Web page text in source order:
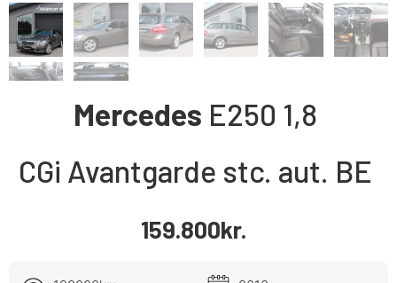
Mercedes E250 1,8
CGi Avantgarde stc. aut. BE
159.800kr.